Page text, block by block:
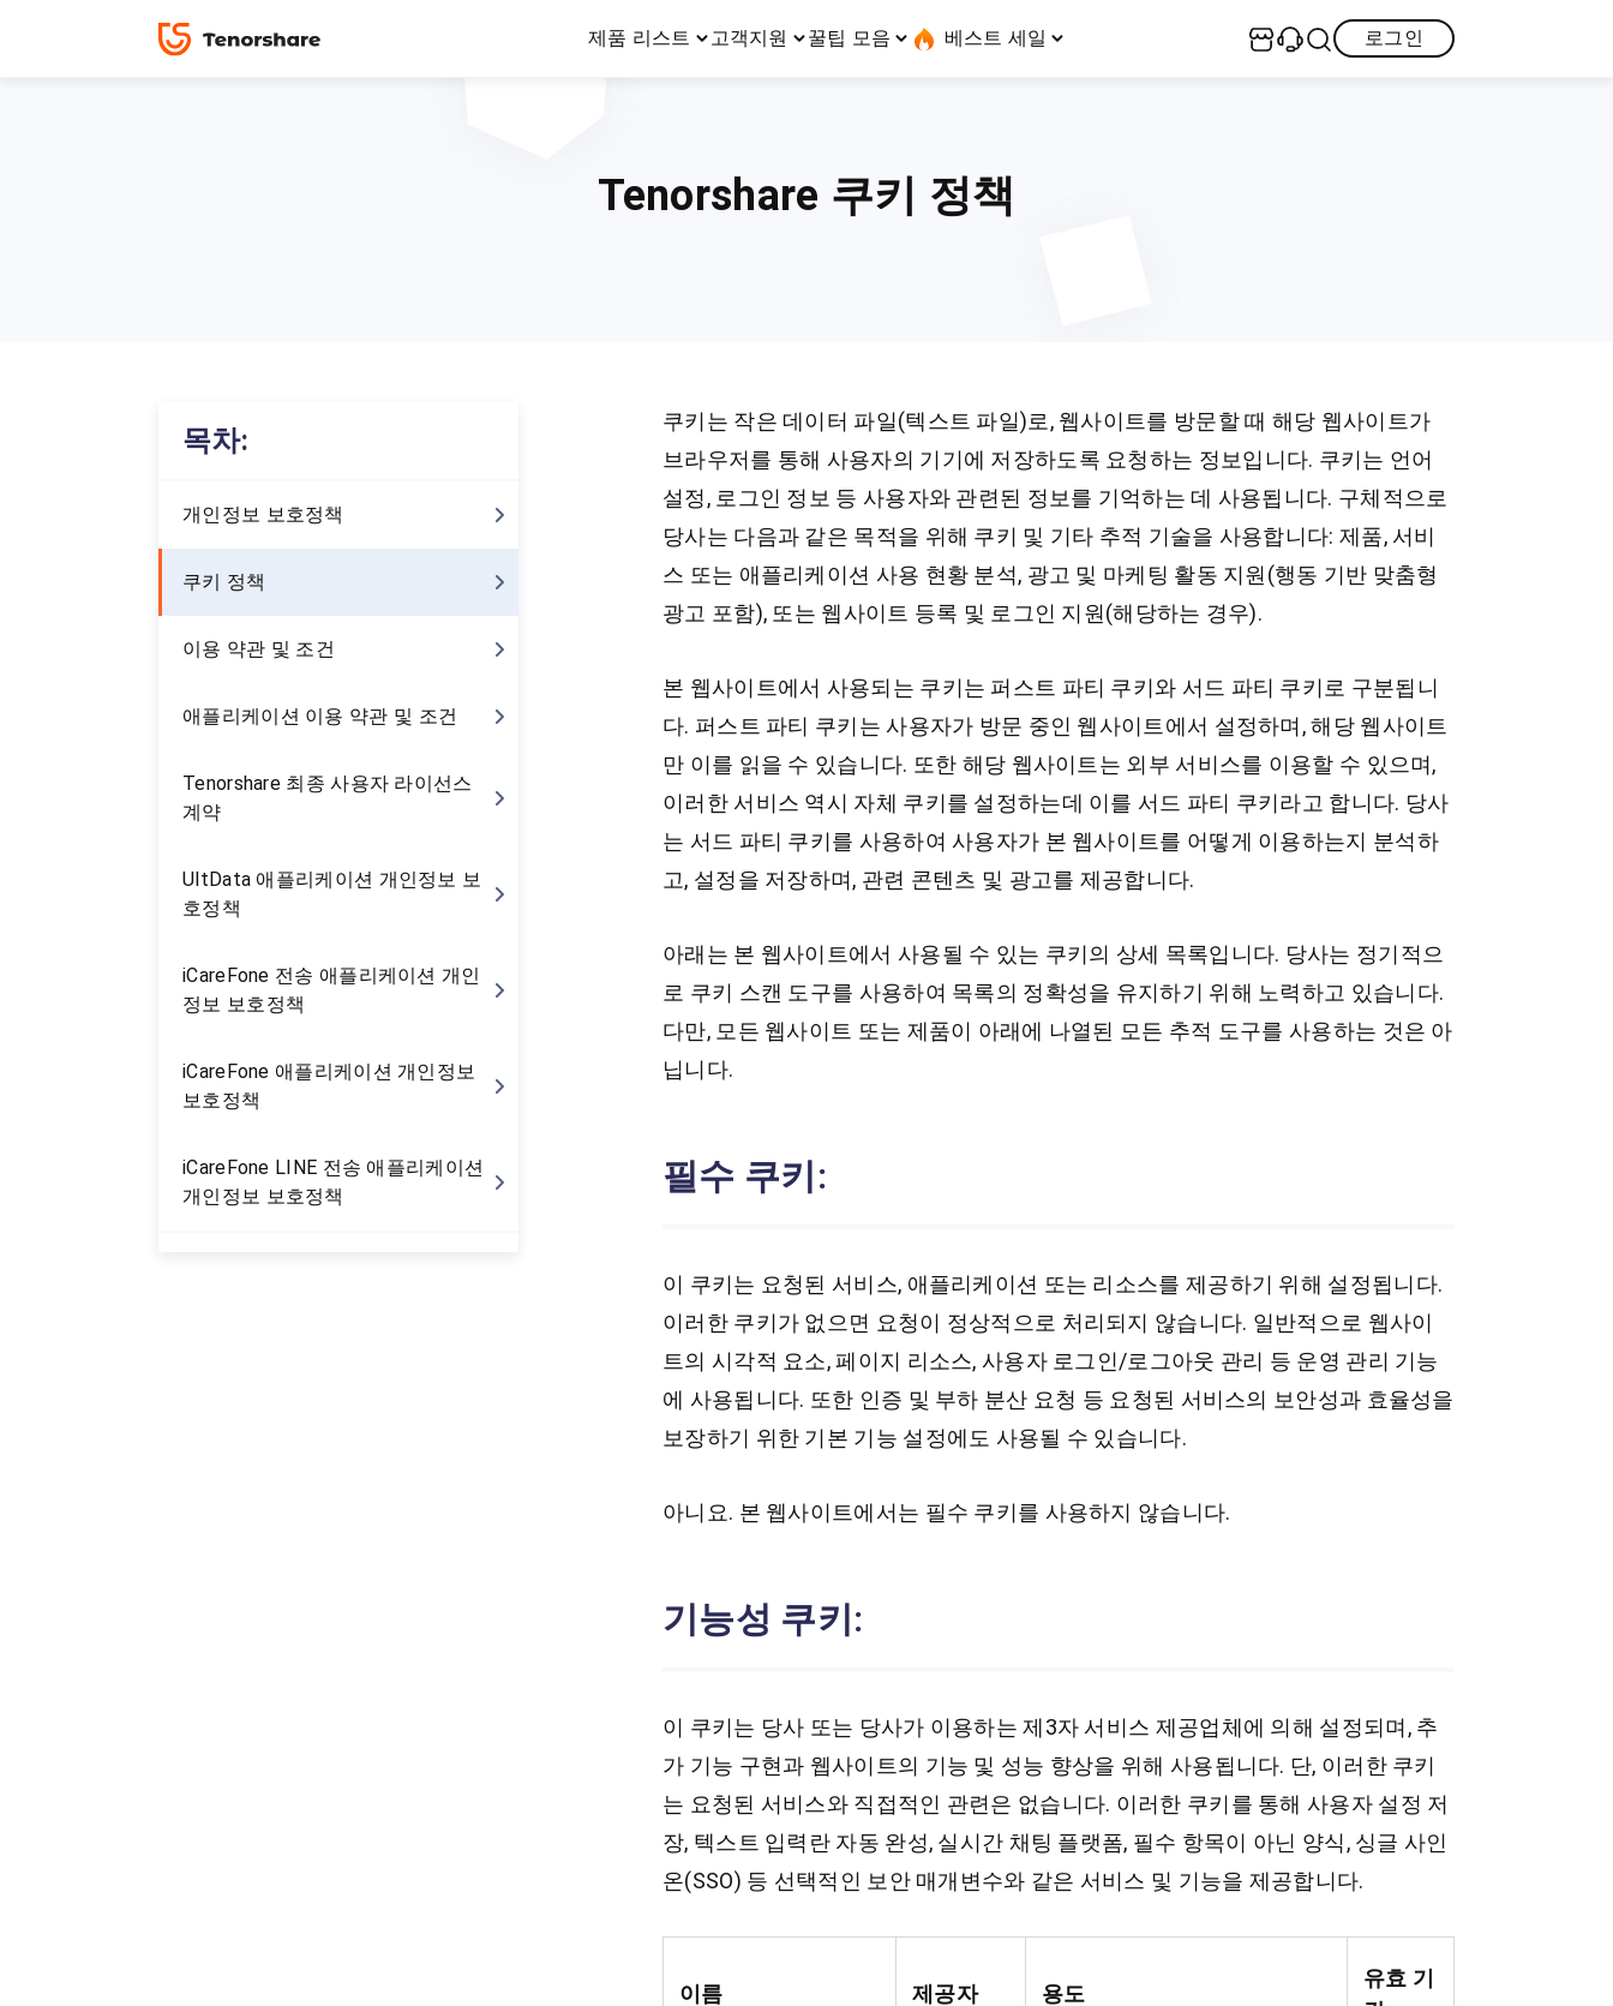
제품 리스트
4DDiG-Windows 데이터 복구
4DDiG-Mac 데이터 복구
New
UltData-WhatsApp 데이터 복구
고객지원 꿀팁 모음
·포켓몬고 메타몽 잡는법
iPhone 데이터 복구
꿀팁 모음
실용적인 상세 가이드 제공
전체
베스트 세일
일 시
무료로 시작하기
로그인
Tenorshare 쿠키 정책
목차:
개인정보 보호정책
쿠키 정책
이용 약관 및 조건
애플리케이션 이용 약관 및 조건
Tenorshare 최종 사용자 라이선스
계약
UltData 애플리케이션 개인정보 보
호정책
iCareFone 전송 애플리케이션 개인
정보 보호정책
iCareFone 애플리케이션 개인정보
보호정책
iCareFone LINE 전송 애플리케이션
개인정보 보호정책
쿠키는 작은 데이터 파일(텍스트 파일)로, 웹사이트를 방문할 때 해당 웹사이트가
브라우저를 통해 사용자의 기기에 저장하도록 요청하는 정보입니다. 쿠키는 언어
설정, 로그인 정보 등 사용자와 관련된 정보를 기억하는 데 사용됩니다. 구체적으로
당사는 다음과 같은 목적을 위해 쿠키 및 기타 추적 기술을 사용합니다: 제품, 서비
스 또는 애플리케이션 사용 현황 분석, 광고 및 마케팅 활동 지원(행동 기반 맞춤형
광고 포함), 또는 웹사이트 등록 및 로그인 지원(해당하는 경우).
본 웹사이트에서 사용되는 쿠키는 퍼스트 파티 쿠키와 서드 파티 쿠키로 구분됩니
다. 퍼스트 파티 쿠키는 사용자가 방문 중인 웹사이트에서 설정하며, 해당 웹사이트
만 이를 읽을 수 있습니다. 또한 해당 웹사이트는 외부 서비스를 이용할 수 있으며,
이러한 서비스 역시 자체 쿠키를 설정하는데 이를 서드 파티 쿠키라고 합니다. 당사
는 서드 파티 쿠키를 사용하여 사용자가 본 웹사이트를 어떻게 이용하는지 분석하
고, 설정을 저장하며, 관련 콘텐츠 및 광고를 제공합니다.
아래는 본 웹사이트에서 사용될 수 있는 쿠키의 상세 목록입니다. 당사는 정기적으
로 쿠키 스캔 도구를 사용하여 목록의 정확성을 유지하기 위해 노력하고 있습니다.
다만, 모든 웹사이트 또는 제품이 아래에 나열된 모든 추적 도구를 사용하는 것은 아
닙니다.
필수 쿠키:
이 쿠키는 요청된 서비스, 애플리케이션 또는 리소스를 제공하기 위해 설정됩니다.
이러한 쿠키가 없으면 요청이 정상적으로 처리되지 않습니다. 일반적으로 웹사이
트의 시각적 요소, 페이지 리소스, 사용자 로그인/로그아웃 관리 등 운영 관리 기능
에 사용됩니다. 또한 인증 및 부하 분산 요청 등 요청된 서비스의 보안성과 효율성을
보장하기 위한 기본 기능 설정에도 사용될 수 있습니다.
아니요. 본 웹사이트에서는 필수 쿠키를 사용하지 않습니다.
기능성 쿠키:
이 쿠키는 당사 또는 당사가 이용하는 제3자 서비스 제공업체에 의해 설정되며, 추
가 기능 구현과 웹사이트의 기능 및 성능 향상을 위해 사용됩니다. 단, 이러한 쿠키
는 요청된 서비스와 직접적인 관련은 없습니다. 이러한 쿠키를 통해 사용자 설정 저
장, 텍스트 입력란 자동 완성, 실시간 채팅 플랫폼, 필수 항목이 아닌 양식, 싱글 사인
온(SSO) 등 선택적인 보안 매개변수와 같은 서비스 및 기능을 제공합니다.
이름 제공자 용도
유효 기